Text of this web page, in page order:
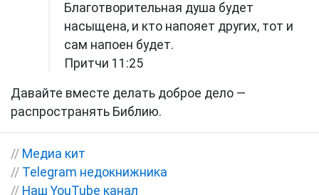
Благотворительная душа будет
насыщена, и кто напояет других, тот и
сам напоен будет.
Притчи 11:25
Давайте вместе делать доброе дело —
распространять Библию.
// Медиа кит
// Telegram недокнижника
// Наш YouTube канал